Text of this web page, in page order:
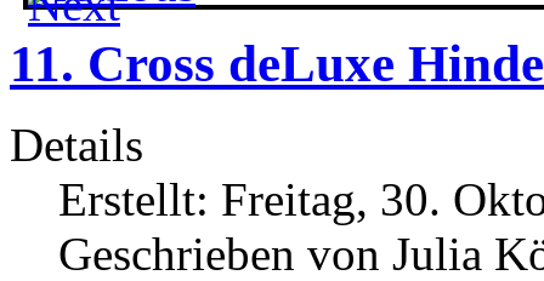
11. Cross deLuxe
Details
Erstellt: Freitag, 30.
Geschrieben von Julia